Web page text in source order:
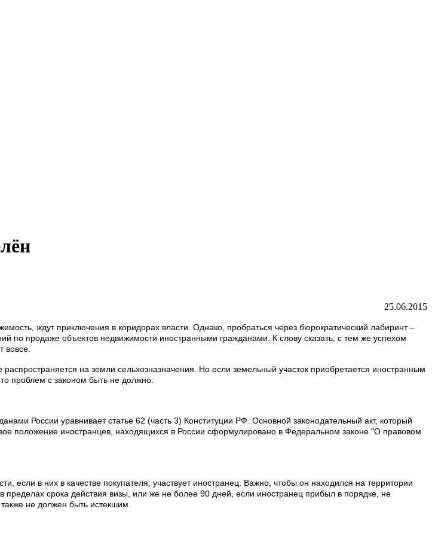
25.06.2015
ждут приключения в коридорах власти. Однако, пробраться через бюрократический лабиринт –
по продаже объектов недвижимости иностранными гражданами. К слову сказать, с тем же успехом
вовсе.
на земли сельхозназначения. Но если земельный участок приобретается иностранным
проблем с законом быть не должно.
России уравнивает статье 62 (часть 3) Конституции РФ. Основной законодательный акт, который
положение иностранцев, находящихся в России сформулировано в Федеральном законе "О правовом
в них в качестве покупателя, участвует иностранец. Важно, чтобы он находился на территории
срока действия визы, или же не более 90 дней, если иностранец прибыл в порядке, не
не должен быть истекшим.